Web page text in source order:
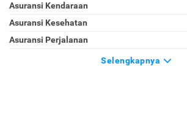
Asuransi Kendaraan
Asuransi Kesehatan
Asuransi Perjalanan
Selengkapnya